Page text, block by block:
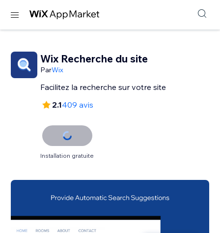
Wix Recherche du site
ParWix
2.1409 avis
Installation gratuite